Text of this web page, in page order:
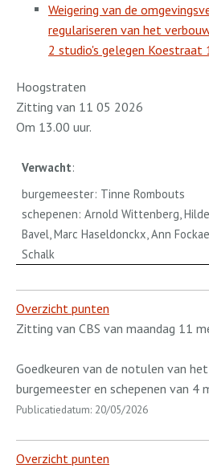
Weigering van de
regulariseren van het
2 studio's gelegen
Hoogstraten
Zitting van 11 05 2026
Om 13.00 uur.
Verwacht:
burgemeester: Tinne Rombouts
schepenen: Arnold Wittenberg,
Bavel, Marc Haseldonckx, Ann
Schalk
Overzicht punten
Zitting van CBS van maandag 11
Goedkeuren van de notulen van
burgemeester en schepenen van 4
Publicatiedatum: 20/05/2026
Overzicht punten